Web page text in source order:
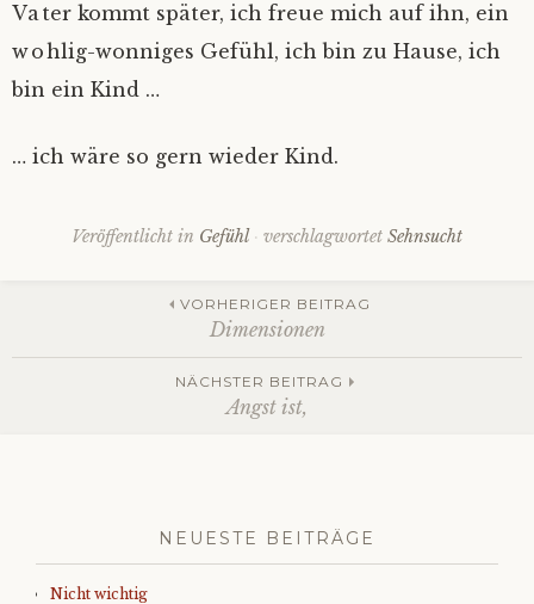
Vater kommt später, ich freue mich auf ihn, ein
wohlig-wonniges Gefühl, ich bin zu Hause, ich
bin ein Kind …
… ich wäre so gern wieder Kind.
Veröffentlicht in Gefühl verschlagwortet Sehnsucht
Beitrags-
Navigation
VORHERIGER BEITRAG
Dimensionen
NÄCHSTER BEITRAG
Angst ist,
NEUESTE BEITRÄGE
Nicht wichtig